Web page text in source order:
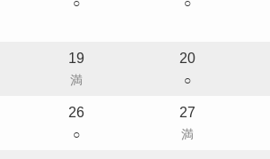
19
満
20
○
26
○
27
満